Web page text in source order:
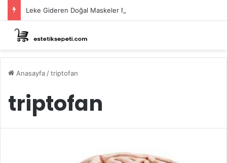
Leke Gideren Doğal Maskeler Nasıl Yapılır?
Anasayfa /triptofan
triptofan